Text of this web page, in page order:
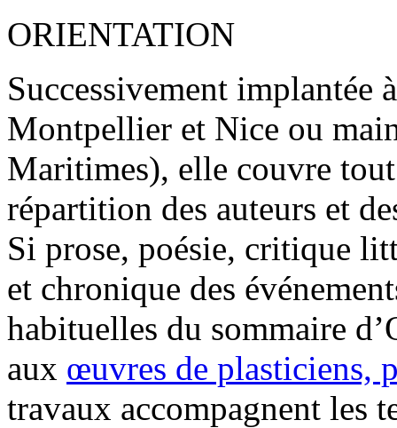
ORIENTATION
Successivement implantée
Montpellier et Nice ou
Maritimes), elle couvre
répartition des auteurs et
Si prose, poésie, critique
et chronique des
habituelles du sommaire
aux œuvres de plasticiens,
travaux accompagnent les